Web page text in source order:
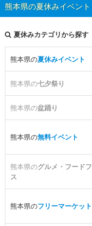
熊本県の夏休みイベン
夏休みカテゴリから探す
熊本県の夏休みイベント
熊本県の七夕祭り
熊本県の盆踊り
熊本県の無料イベント
熊本県のグルメ・フード
ス
熊本県のフリーマーケット